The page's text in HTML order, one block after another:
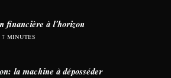
financière à l’horizon
7 MINUTES
la machine à déposséder